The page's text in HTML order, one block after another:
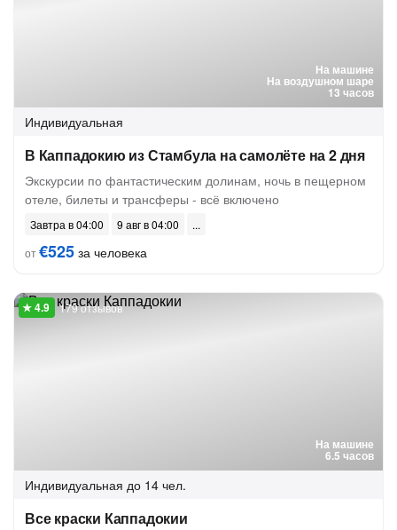
На машине
На воздушном шаре
13 часов
Индивидуальная
В Каппадокию из Стамбула на самолёте на 2 дня
Экскурсии по фантастическим долинам, ночь в пещерном
отеле, билеты и трансферы - всё включено
Завтра в 04:00
9 авг в 04:00
от€525 за человека
На машине
6.5 часов
179 отзывов
Индивидуальная до 14 чел.
Все краски Каппадокии